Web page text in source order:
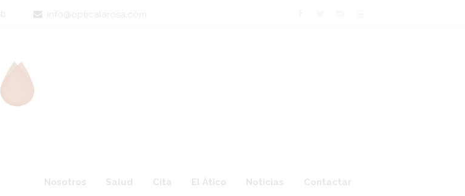
info@opticalarosa.com
Nosotros Salud Cita El Ático Noticias Contactar